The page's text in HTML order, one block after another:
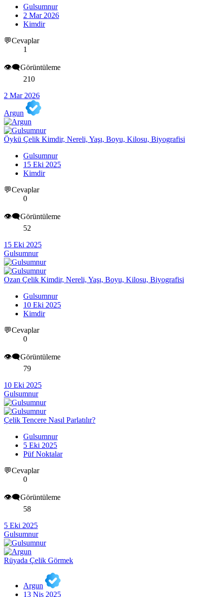
Gulsumnur
2 Mar 2026
Kimdir
💬Cevaplar
1
👁️‍🗨️Görüntüleme
210
2 Mar 2026
Argun
Öykü Çelik Kimdir, Nereli, Yaşı, Boyu, Kilosu, Biyografisi
Gulsumnur
15 Eki 2025
Kimdir
💬Cevaplar
0
👁️‍🗨️Görüntüleme
52
15 Eki 2025
Gulsumnur
Ozan Çelik Kimdir, Nereli, Yaşı, Boyu, Kilosu, Biyografisi
Gulsumnur
10 Eki 2025
Kimdir
💬Cevaplar
0
👁️‍🗨️Görüntüleme
79
10 Eki 2025
Gulsumnur
Çelik Tencere Nasıl Parlatılır?
Gulsumnur
5 Eki 2025
Püf Noktalar
💬Cevaplar
0
👁️‍🗨️Görüntüleme
58
5 Eki 2025
Gulsumnur
Rüyada Çelik Görmek
Argun
13 Nis 2025